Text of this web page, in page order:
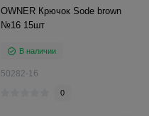
OWNER Крючок Sode brown
№16 15шт
В наличии
50282-16
0